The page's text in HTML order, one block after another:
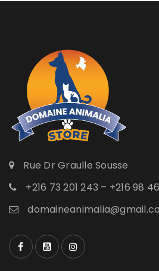
Rue Dr Graulle Sousse
+216 73 201 243 – +216 98